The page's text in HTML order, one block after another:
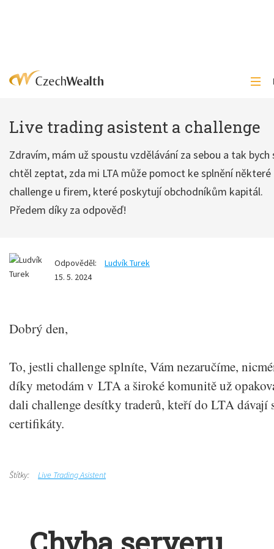
Live trading asistent a challenge
Zdravím, mám už spoustu vzdělávání za sebou a tak bych
chtěl zeptat, zda mi LTA může pomoct ke splnění některé
challenge u firem, které poskytují obchodníkům kapitál.
Předem díky za odpověď!
Odpověděl:
Ludvík Turek
15. 5. 2024
Dobrý den,
To, jestli challenge splníte, Vám nezaručíme,
díky metodám v LTA a široké komunitě už
dali challenge desítky traderů, kteří do LTA dávají
certifikáty.
Štítky: Live Trading Asistent